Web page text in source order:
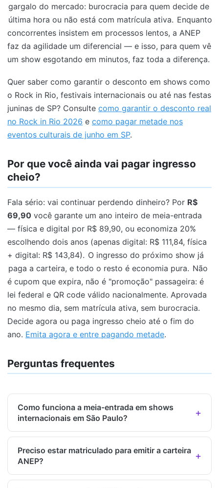
gargalo do mercado: burocracia para quem decide de
última hora ou não está com matrícula ativa. Enquanto
concorrentes insistem em processos lentos, a ANEP
faz da agilidade um diferencial — e isso, para quem vê
um show esgotando em minutos, faz toda a diferença.
Quer saber como garantir o desconto em shows como
o Rock in Rio, festivais internacionais ou até nas festas
juninas de SP? Consulte como garantir o desconto real
no Rock in Rio 2026 e como pagar metade nos
eventos culturais de junho em SP.
Por que você ainda vai pagar ingresso
cheio?
Fala sério: vai continuar perdendo dinheiro? Por R$
69,90 você garante um ano inteiro de meia-entrada
— física e digital por R$ 89,90, ou economiza 20%
escolhendo dois anos (apenas digital: R$ 111,84, física
+ digital: R$ 143,84). O ingresso do próximo show já
paga a carteira, e todo o resto é economia pura. Não
é cupom que expira, não é "promoção" passageira: é
lei federal e QR code válido nacionalmente. Aprovada
no mesmo dia, sem matrícula ativa, sem burocracia.
Decide agora ou paga ingresso cheio até o fim do
ano. Emita agora e entre pagando metade.
Perguntas frequentes
Como funciona a meia-entrada em shows
internacionais em São Paulo?
Preciso estar matriculado para emitir a carteira
ANEP?